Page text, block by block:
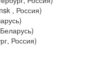
, Россия)
Россия)